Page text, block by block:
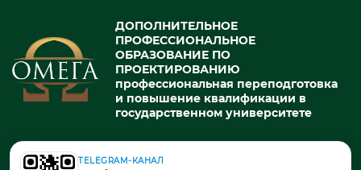
ДОПОЛНИТЕЛЬНОЕ
ПРОФЕССИОНАЛЬНОЕ
ОБРАЗОВАНИЕ ПО
ПРОЕКТИРОВАНИЮ
профессиональная переподготовка
и повышение квалификации в
государственном университете
TELEGRAM-КАНАЛ